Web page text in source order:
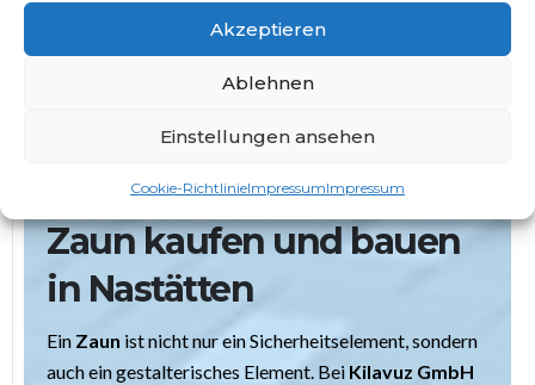
Akzeptieren
Ablehnen
Einstellungen ansehen
Cookie-RichtlinieImpressumImpressum
Nastätten
Kilavuz GmbHbeherrschen die Kunst des
Strukturen.
Zaun kaufen und bauen
in Nastätten
Ein Zaun ist nicht nur ein Sicherheitselement, sondern
auch ein gestalterisches Element. Bei Kilavuz GmbH